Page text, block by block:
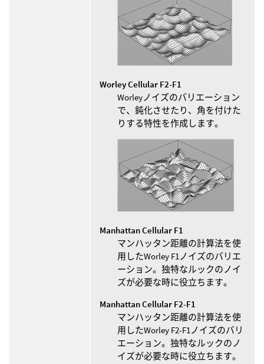
Worley Cellular F2-F1
Worleyノイズのバリエーション
で、鈍化させたり、角を付けた
りする特性を作成します。
Manhattan Cellular F1
マンハッタン距離の計算法を使
用したWorley F1ノイズのバリエ
ーション。独特なルックのノイ
ズが必要な時に役立ちます。
Manhattan Cellular F2-F1
マンハッタン距離の計算法を使
用したWorley F2-F1ノイズのバリ
エーション。独特なルックのノ
イズが必要な時に役立ちます。